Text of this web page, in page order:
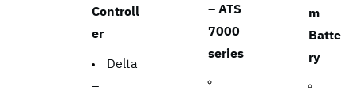
Controll
er
Delta
–
– ATS
7000
series
m
Batte
ry